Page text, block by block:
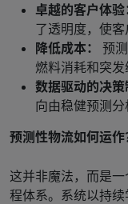
卓越的客户体验
了透明度，使客
降低成本：
预
燃料消耗和突发
数据驱动的决策
向由稳健预测分
预测性物流如何运作
这并非魔法，而是
程体系。系统以持续